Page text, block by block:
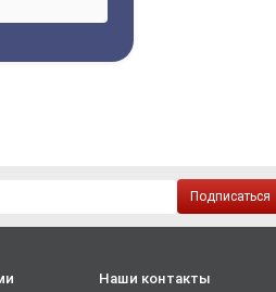
Подписаться
Наши контакты